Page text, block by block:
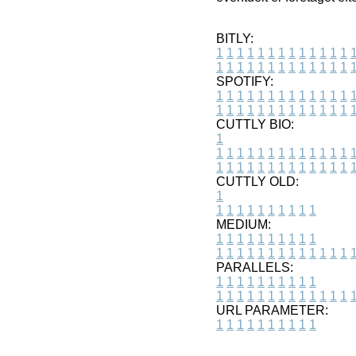
BITLY:
1 1 1 1 1 1 1 1 1 1 1 1 1 1
1 1 1 1 1 1 1 1 1 1 1 1 1 1
SPOTIFY:
1 1 1 1 1 1 1 1 1 1 1 1 1 1
1 1 1 1 1 1 1 1 1 1 1 1 1 1
CUTTLY BIO:
1
1 1 1 1 1 1 1 1 1 1 1 1 1 1
1 1 1 1 1 1 1 1 1 1 1 1 1 1
CUTTLY OLD:
1
1 1 1 1 1 1 1 1 1 1
MEDIUM:
1 1 1 1 1 1 1 1 1 1
1 1 1 1 1 1 1 1 1 1 1 1 1 1
PARALLELS:
1 1 1 1 1 1 1 1 1 1
1 1 1 1 1 1 1 1 1 1 1 1 1 1
URL PARAMETER:
1 1 1 1 1 1 1 1 1 1